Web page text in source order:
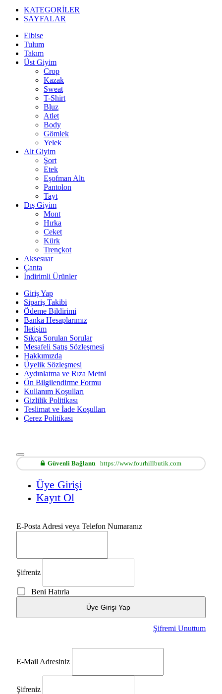
KATEGORİLER
SAYFALAR
Elbise
Tulum
Takım
Üst Giyim
Crop
Kazak
Sweat
T-Shirt
Bluz
Atlet
Body
Gömlek
Yelek
Alt Giyim
Şort
Etek
Eşofman Altı
Pantolon
Tayt
Dış Giyim
Mont
Hırka
Ceket
Kürk
Trençkot
Aksesuar
Çanta
İndirimli Ürünler
Giriş Yap
Sipariş Takibi
Ödeme Bildirimi
Banka Hesaplarımız
İletişim
Sıkça Sorulan Sorular
Mesafeli Satış Sözleşmesi
Hakkımızda
Üyelik Sözleşmesi
Aydınlatma ve Rıza Metni
Ön Bilgilendirme Formu
Kullanım Koşulları
Gizlilik Politikası
Teslimat ve İade Koşulları
Çerez Politikası
Güvenli Bağlantı https://www.fourhillbutik.com
Üye Girişi
Kayıt Ol
E-Posta Adresi veya Telefon Numaranız
Şifreniz
Beni Hatırla
Üye Girişi Yap
Şifremi Unuttum
E-Mail Adresiniz
Şifreniz